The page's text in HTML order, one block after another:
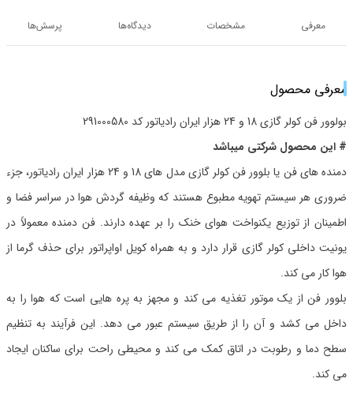
معرفی مشخصات دیدگاه‌ها پرسش‌ها
معرفی محصول
بولوور فن کولر گازی 18 و 24 هزار ایران رادیاتور کد 291000580
# این محصول شرکتی میباشد
دمنده های فن یا بلوور فن کولر گازی مدل ‌های 18 و 24 هزار ایران رادیاتور، جزء
ضروری هر سیستم تهویه مطبوع هستند که وظیفه گردش هوا در سراسر فضا و
اطمینان از توزیع یکنواخت هوای خنک را بر عهده دارند. فن دمنده معمولاً در
یونیت داخلی کولر گازی قرار دارد و به همراه کویل اواپراتور برای حذف گرما از
هوا کار می کند.
بلوور فن از یک موتور تغذیه می کند و مجهز به پره هایی است که هوا را به
داخل می کشد و آن را از طریق سیستم عبور می دهد. این فرآیند به تنظیم
سطح دما و رطوبت در اتاق کمک می کند و محیطی راحت برای ساکنان ایجاد
می کند.